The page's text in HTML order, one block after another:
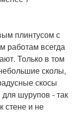
плинтусом с
работам всегда
Только в том
сколы,
скосы
для шурупов - так
стене и не